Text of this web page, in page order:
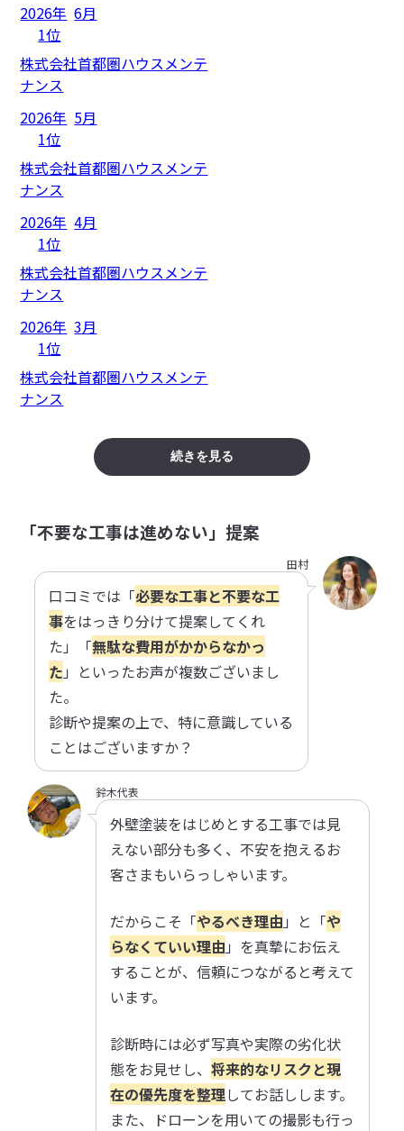
2026年 6月
1位
株式会社首都圏ハウスメンテ
ナンス
2026年 5月
1位
株式会社首都圏ハウスメンテ
ナンス
2026年 4月
1位
株式会社首都圏ハウスメンテ
ナンス
2026年 3月
1位
株式会社首都圏ハウスメンテ
ナンス
続きを見る
「不要な工事は進めない」提案
田村
口コミでは「必要な工事と不要な工
事をはっきり分けて提案してくれ
た」「無駄な費用がかからなかっ
た 」といったお声が複数ございまし
た。
診断や提案の上で、特に意識している
ことはございますか？
鈴木代表
外壁塗装をはじめとする工事では見
えない部分も多く、不安を抱えるお
客さまもいらっしゃいます。
だからこそ「やるべき理由 」と「や
らなくていい理由 」を真摯にお伝え
することが、信頼につながると考えて
います。
診断時には必ず写真や実際の劣化状
態をお見せし、将来的なリスクと現
在の優先度を整理してお話しします。
また、ドローンを用いての撮影も行っ